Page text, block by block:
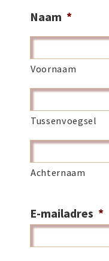
Naam *
Voornaam
Tussenvoegsel
Achternaam
E-mailadres *